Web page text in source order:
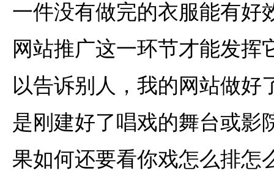
一件没有做完的衣服能有好
网站推广这一环节才能发挥
以告诉别人，我的网站做好
是刚建好了唱戏的舞台或影
果如何还要看你戏怎么排怎